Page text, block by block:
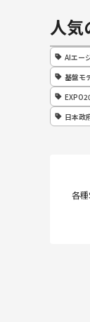
人気
AIエー
基盤モ
日本政
各